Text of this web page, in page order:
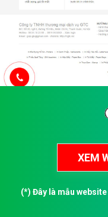
(*) Đây là mẫu